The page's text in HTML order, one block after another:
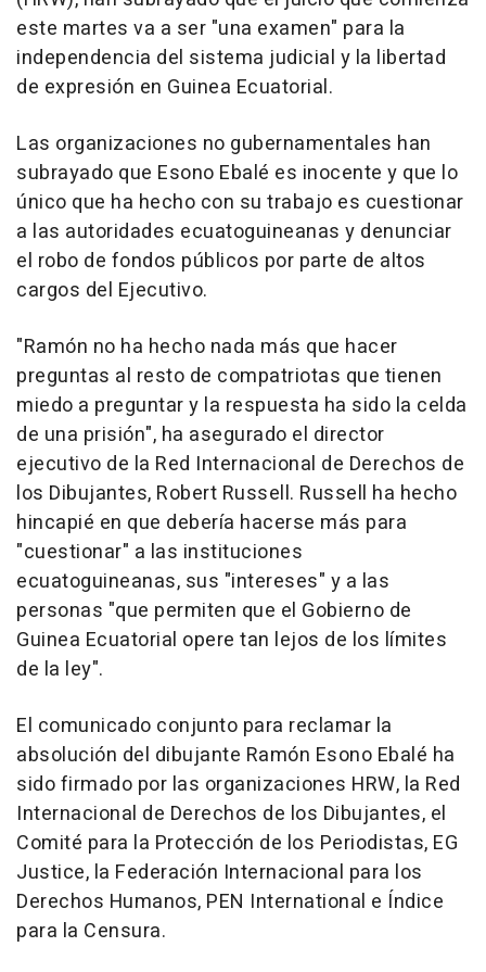
este martes va a ser "una examen" para la
independencia del sistema judicial y la libertad
de expresión en Guinea Ecuatorial.
Las organizaciones no gubernamentales han
subrayado que Esono Ebalé es inocente y que lo
único que ha hecho con su trabajo es cuestionar
a las autoridades ecuatoguineanas y denunciar
el robo de fondos públicos por parte de altos
cargos del Ejecutivo.
"Ramón no ha hecho nada más que hacer
preguntas al resto de compatriotas que tienen
miedo a preguntar y la respuesta ha sido la celda
de una prisión", ha asegurado el director
ejecutivo de la Red Internacional de Derechos de
los Dibujantes, Robert Russell. Russell ha hecho
hincapié en que debería hacerse más para
"cuestionar" a las instituciones
ecuatoguineanas, sus "intereses" y a las
personas "que permiten que el Gobierno de
Guinea Ecuatorial opere tan lejos de los límites
de la ley".
El comunicado conjunto para reclamar la
absolución del dibujante Ramón Esono Ebalé ha
sido firmado por las organizaciones HRW, la Red
Internacional de Derechos de los Dibujantes, el
Comité para la Protección de los Periodistas, EG
Justice, la Federación Internacional para los
Derechos Humanos, PEN International e Índice
para la Censura.